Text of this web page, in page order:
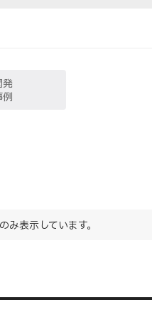
発
表示しています。